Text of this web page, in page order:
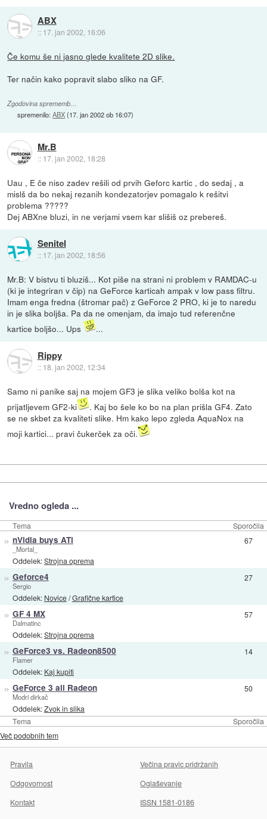
ABX
:: 17. jan 2002, 16:06
Če komu še ni jasno glede kvalitete 2D slike.
Ter način kako popravit slabo sliko na GF.
Zgodovina sprememb…
spremenilo:ABX(17. jan 2002 ob 16:07)
Mr.B
:: 17. jan 2002, 18:28
Uau , E če niso zadev rešili od prvih Geforc kartic , do sedaj , a
mislš da bo nekaj rezanih kondezatorjev pomagalo k rešitvi
problema ?????
Dej ABXne bluzi, in ne verjami vsem kar slišiš oz prebereš.
Senitel
:: 17. jan 2002, 18:56
Mr.B: V bistvu ti bluziš... Kot piše na strani ni problem v RAMDAC-u
(ki je integriran v čip) na GeForce karticah ampak v low pass filtru.
Imam enga fredna (štromar pač) z GeForce 2 PRO, ki je to naredu
in je slika boljša. Pa da ne omenjam, da imajo tud referenčne
kartice boljšo... Ups
...
Rippy
:: 18. jan 2002, 12:34
Samo ni panike saj na mojem GF3 je slika veliko bolša kot na
prijatljevem GF2-ki
. Kaj bo šele ko bo na plan prišla GF4. Zato
se ne skbet za kvaliteti slike. Hm kako lepo zgleda AquaNox na
moji kartici... pravi čukerček za oči.
Vredno ogleda ...
Tema Sporočila
Tema Sporočila
» nVidia buys ATi
_Mortal_
Oddelek:Strojna oprema
67
» Geforce4
Sergio
Oddelek: Novice/Grafične kartice
27
» GF 4 MX
Dalmatinc
Oddelek:Strojna oprema
57
» GeForce3 vs. Radeon8500
Flamer
Oddelek: Kaj kupiti
14
» GeForce 3 ali Radeon
Modri dirkač
Oddelek:Zvok in slika
50
Več podobnih tem
Pravila
Večina pravic pridržanih
Odgovornost
Oglaševanje
Kontakt
ISSN 1581-0186